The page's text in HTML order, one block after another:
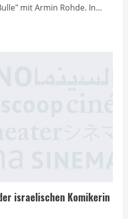
mit Armin Rohde. In...
israelischen Komikerin